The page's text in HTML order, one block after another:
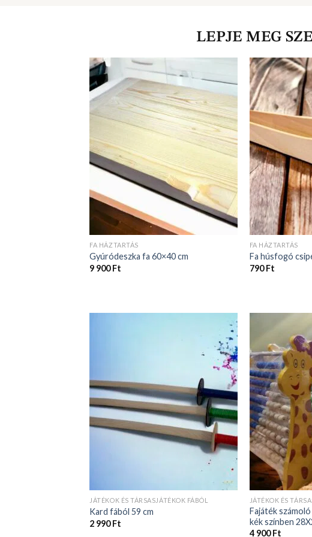
LEPJE MEG
FA HÁZTARTÁS
Gyúródeszka fa 60×40 cm
9 900Ft
FA HÁZTARTÁS
Fa húsfogó
790Ft
JÁTÉKOK ÉS TÁRSASJÁTÉKOK FÁBÓL
Kard fából 59 cm
2 990Ft
JÁTÉKOK ÉS
Fajáték
kék színben
4 900Ft